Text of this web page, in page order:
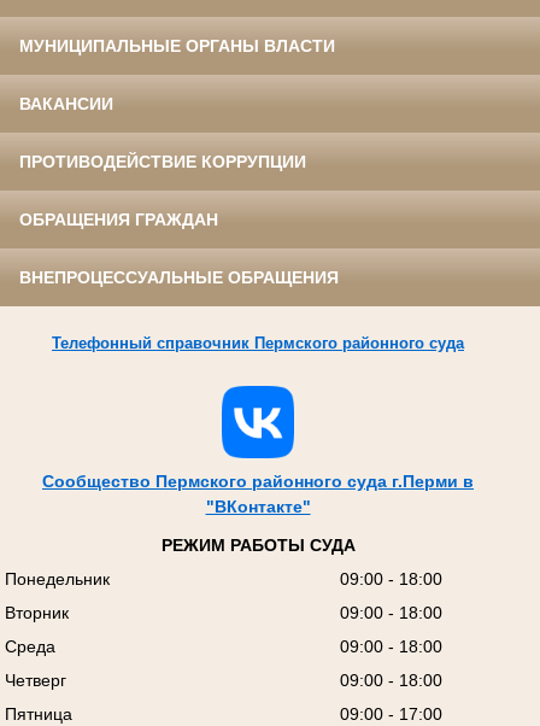
МУНИЦИПАЛЬНЫЕ ОРГАНЫ ВЛАСТИ
ВАКАНСИИ
ПРОТИВОДЕЙСТВИЕ КОРРУПЦИИ
ОБРАЩЕНИЯ ГРАЖДАН
ВНЕПРОЦЕССУАЛЬНЫЕ ОБРАЩЕНИЯ
Телефонный справочник Пермского районного суда
Сообщество Пермского районного суда г.Перми в
"ВКонтакте"
РЕЖИМ РАБОТЫ СУДА
Понедельник
09:00 - 18:00
Вторник
09:00 - 18:00
Среда
09:00 - 18:00
Четверг
09:00 - 18:00
Пятница
09:00 - 17:00